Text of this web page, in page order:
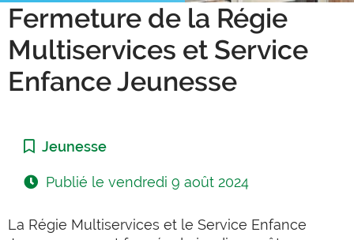
Fermeture de la Régie
Multiservices et Service
Enfance Jeunesse
Catégorie :
Jeunesse
Publié le vendredi 9 août 2024
La Régie Multiservices et le Service Enfance